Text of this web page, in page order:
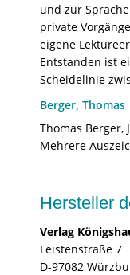
und zur
private
eigene
Entstanden ist
Scheidelinie
Berger, Thomas
Thomas
Mehrere
Hersteller
Verlag
Leistenstraße 7
D-97082